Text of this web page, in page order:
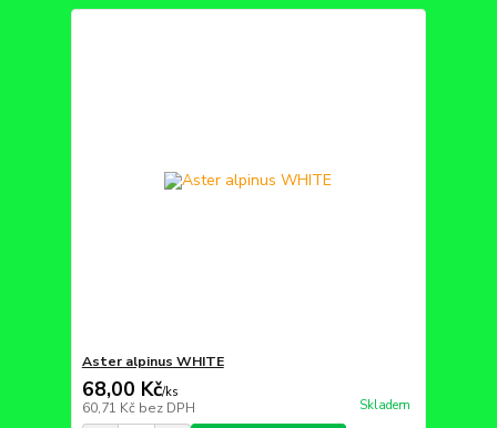
Aster alpinus WHITE
68,00 Kč/ks
60,71 Kč bez DPH Skladem